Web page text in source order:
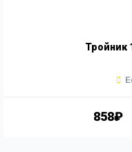
Тройник
858₽